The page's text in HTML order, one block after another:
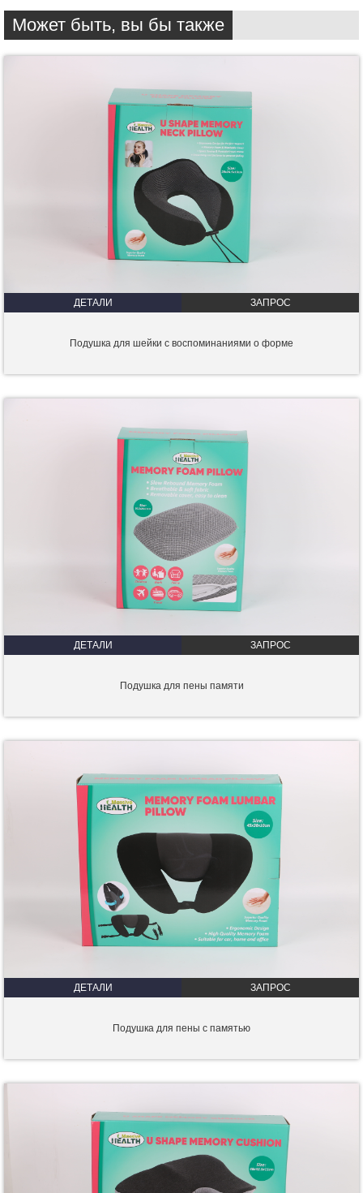
Может быть, вы бы также
ДЕТАЛИ ЗАПРОС
Подушка для шейки с воспоминаниями о форме
ДЕТАЛИ ЗАПРОС
Подушка для пены памяти
ДЕТАЛИ ЗАПРОС
Подушка для пены с памятью